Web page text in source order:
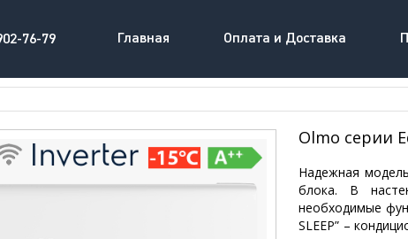
76-79 Главная Оплата и Доставка
Olmo серии
Надежная
блока. В
необходимые
SLEEP” –